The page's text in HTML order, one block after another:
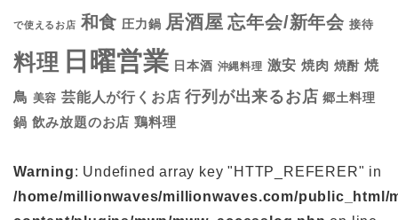
で使えるお店 和食 圧力鍋 居酒屋 忘年会/新年会 接待
料理 日曜営業 日本酒 沖縄料理 激安 焼肉 焼酎 焼
鳥 美容 芸能人が行くお店 行列が出来るお店 郷土料理
鍋 飲み放題のお店 鶏料理
Warning: Undefined array key "HTTP_REFERER" in
/home/millionwaves/millionwaves.com/public_html/